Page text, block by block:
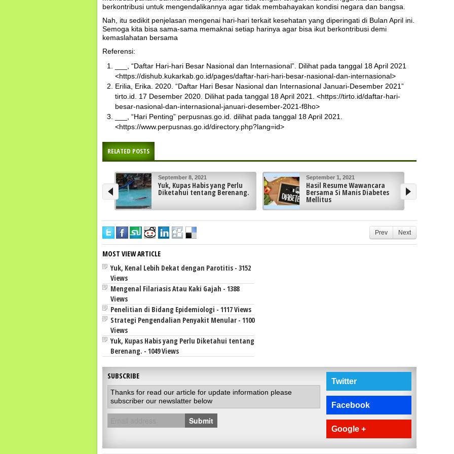
berkontribusi untuk mengendalikannya agar tidak membahayakan kondisi negara dan bangsa.
Nah, itu sedikit penjelasan mengenai hari-hari terkait kesehatan yang diperingati di Bulan April ini.
Semoga kita bisa sama-sama memaknai setiap harinya agar bisa ikut berkontribusi demi
kemaslahatan bersama
Referensi:
___, “Daftar Hari-hari Besar Nasional dan Internasional”. Dilihat pada tanggal 18 April 2021
<https://dishub.kukarkab.go.id/pages/daftar-hari-hari-besar-nasional-dan-internasional>
Erilia, Erika. 2020. “Daftar Hari Besar Nasional dan Internasional Januari-Desember 2021”
tirto.id. 17 Desember 2020. Dilihat pada tanggal 18 April 2021. <https://tirto.id/daftar-hari-
besar-nasional-dan-internasional-januari-desember-2021-f8ho>
___, “Hari Penting” perpusnas.go.id. dilihat pada tanggal 18 April 2021.
<https://www.perpusnas.go.id/directory.php?lang=id>
RELATED POSTS
September 1, 2021
Hasil Resume Wawancara
Bersama Si Manis Diabetes
August 26, 2021
3 Tips Menjaga Tubuh Tetap
Sehat dan Jiwa Selalu Segar
Prev Next
MOST VIEW ARTICLE
Yuk, Kenal Lebih Dekat dengan Parotitis - 3152
Views
Mengenal Filariasis Atau Kaki Gajah - 1388
Views
Penelitian di Bidang Epidemiologi - 1117 Views
Strategi Pengendalian Penyakit Menular - 1100
Views
Yuk, Kupas Habis yang Perlu Diketahui tentang
Berenang. - 1049 Views
SUBSCRIBE
Thanks for read our article for update information please
subscriber our newslatter below
Submit
Twitter
Facebook
Google +